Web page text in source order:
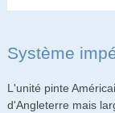
Système
L'unité pinte
d'Angleterre mais